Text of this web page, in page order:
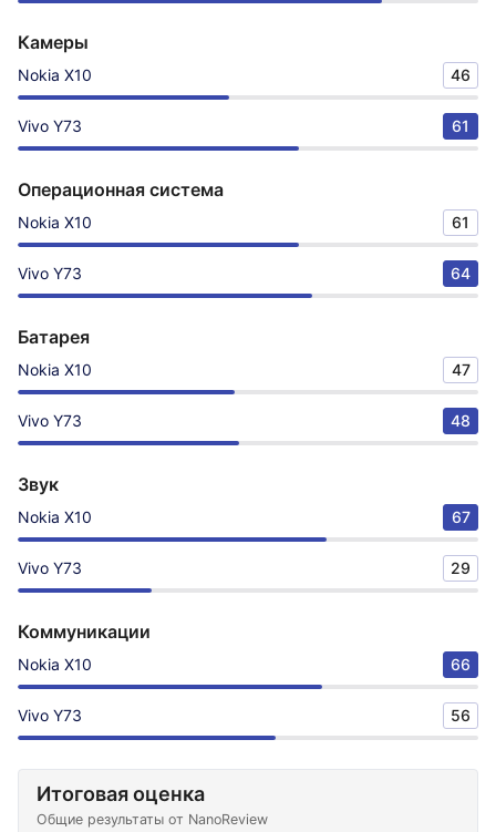
Камеры
Nokia X10 46
Vivo Y73 61
Операционная система
Nokia X10 61
Vivo Y73 64
Батарея
Nokia X10 47
Vivo Y73 48
Звук
Nokia X10 67
Vivo Y73 29
Коммуникации
Nokia X10 66
Vivo Y73 56
Итоговая оценка
Общие результаты от NanoReview